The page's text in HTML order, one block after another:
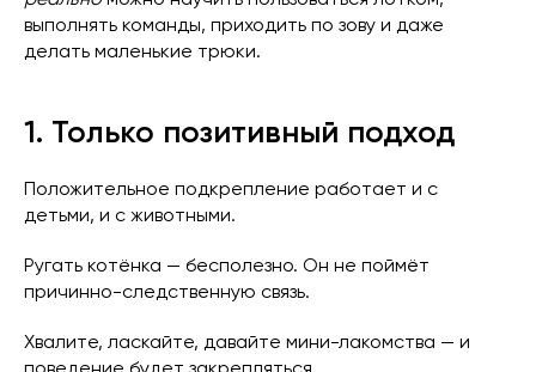
выполнять команды, приходить по зову и даже
делать маленькие трюки.
1. Только позитивный подход
Положительное подкрепление работает и с
детьми, и с животными.
Ругать котёнка — бесполезно. Он не поймёт
причинно-следственную связь.
Хвалите, ласкайте, давайте мини-лакомства — и